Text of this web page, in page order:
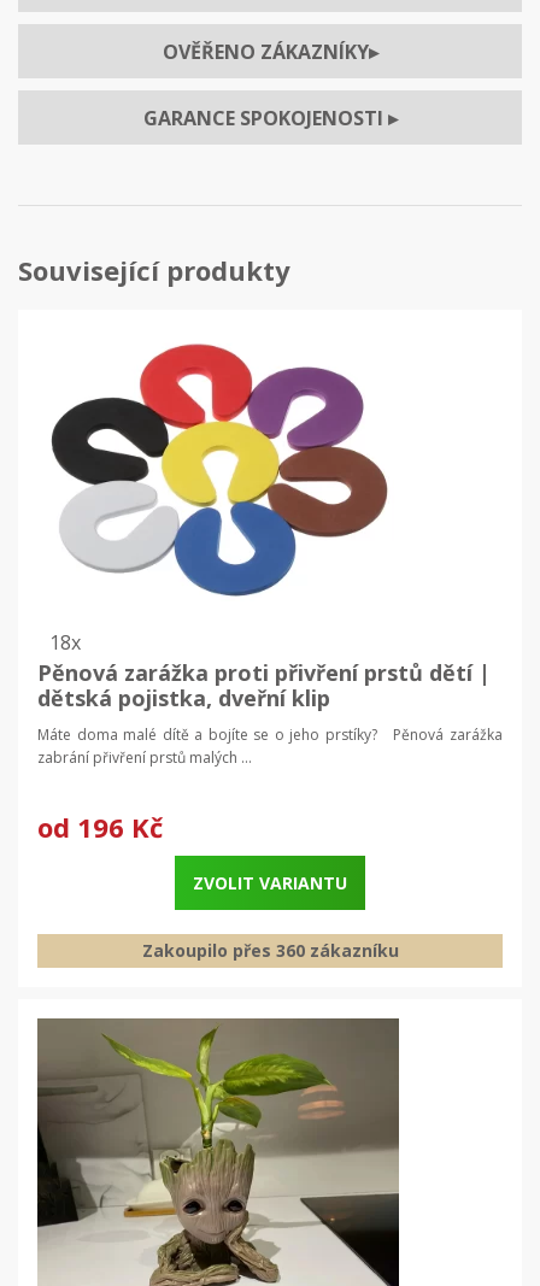
OVĚŘENO ZÁKAZNÍKY▸
GARANCE SPOKOJENOSTI ▸
Související produkty
18x
Pěnová zarážka proti přivření prstů dětí |
dětská pojistka, dveřní klip
Máte doma malé dítě a bojíte se o jeho prstíky? Pěnová zarážka
zabrání přivření prstů malých ...
od 196 Kč
ZVOLIT VARIANTU
Zakoupilo přes 360 zákazníku